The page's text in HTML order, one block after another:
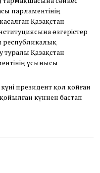
парламентінің
Қазақстан
өзгерістер
Қазақстан
ұсынысы
президент қол қойған
күннен бастап